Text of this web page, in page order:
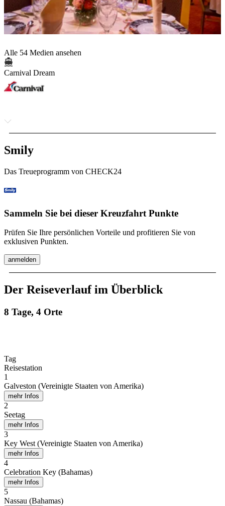
Alle 54 Medien ansehen
Carnival Dream
Smily
Das Treueprogramm von CHECK24
Sammeln Sie bei dieser Kreuzfahrt Punkte
Prüfen Sie Ihre persönlichen Vorteile und profitieren Sie von
exklusiven Punkten.
anmelden
Der Reiseverlauf im Überblick
8 Tage, 4 Orte
Tag
Reisestation
1
Galveston (Vereinigte Staaten von Amerika)
mehr Infos
2
Seetag
mehr Infos
3
Key West (Vereinigte Staaten von Amerika)
mehr Infos
4
Celebration Key (Bahamas)
mehr Infos
5
Nassau (Bahamas)